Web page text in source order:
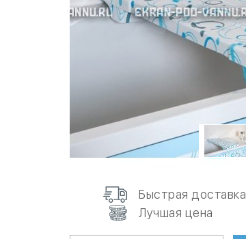
Быстрая доставка
Лучшая цена